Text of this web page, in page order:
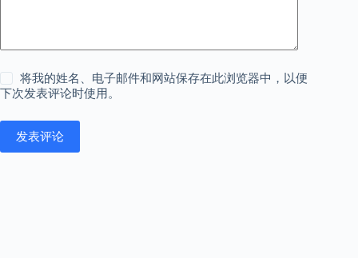
将我的姓名、电子邮件和网站保存在此浏览器中，以便
下次发表评论时使用。
发表评论